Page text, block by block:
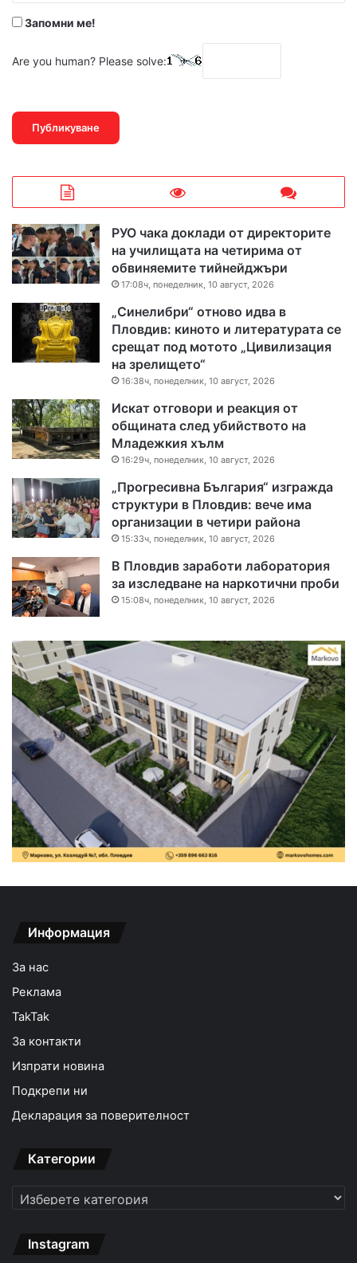
Запомни ме!
Are you human? Please solve:
РУО чака доклади от директорите
на училищата на четирима от
обвиняемите тийнейджъри
17:08ч, понеделник, 10 август, 2026
„Синелибри“ отново идва в
Пловдив: киното и литературата се
срещат под мотото „Цивилизация
на зрелището“
16:38ч, понеделник, 10 август, 2026
Искат отговори и реакция от
общината след убийството на
Младежкия хълм
16:29ч, понеделник, 10 август, 2026
„Прогресивна България“ изгражда
структури в Пловдив: вече има
организации в четири района
15:33ч, понеделник, 10 август, 2026
В Пловдив заработи лаборатория
за изследване на наркотични проби
15:08ч, понеделник, 10 август, 2026
Информация
За нас
Реклама
TakTak
За контакти
Изпрати новина
Подкрепи ни
Декларация за поверителност
Категории
Категории
Instagram